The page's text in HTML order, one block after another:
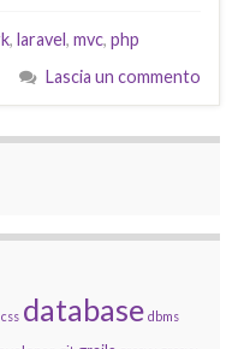
, laravel, mvc, php
Lascia un commento
css database dbms